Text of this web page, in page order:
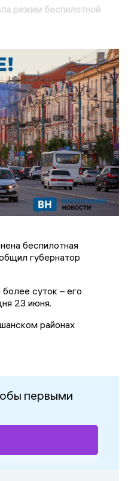
режим беспилотной
беспилотная
губернатор
суток – его
23 июня.
районах
первыми